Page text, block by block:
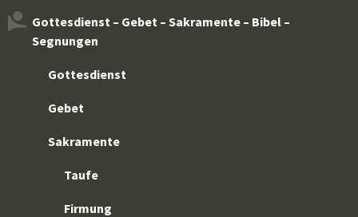
Gottesdienst – Gebet – Sakramente – Bibel –
Segnungen
Gottesdienst
Gebet
Sakramente
Taufe
Firmung